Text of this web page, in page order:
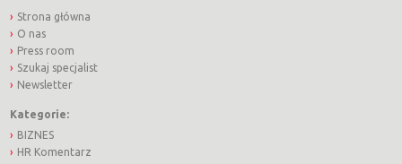
Strona główna
O nas
Press room
Szukaj specjalist
Newsletter
Kategorie:
BIZNES
HR Komentarz